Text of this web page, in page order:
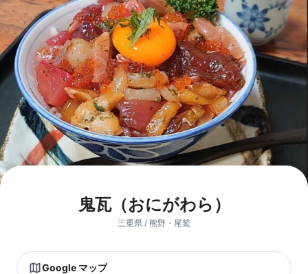
鬼瓦（おにがわら）
三重県 / 熊野・尾鷲
Google マップ